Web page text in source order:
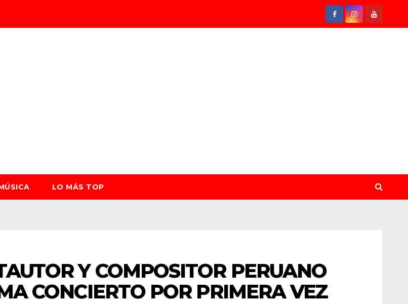
LO MÁS TOP
Y COMPOSITOR PERUANO
CONCIERTO POR PRIMERA VEZ